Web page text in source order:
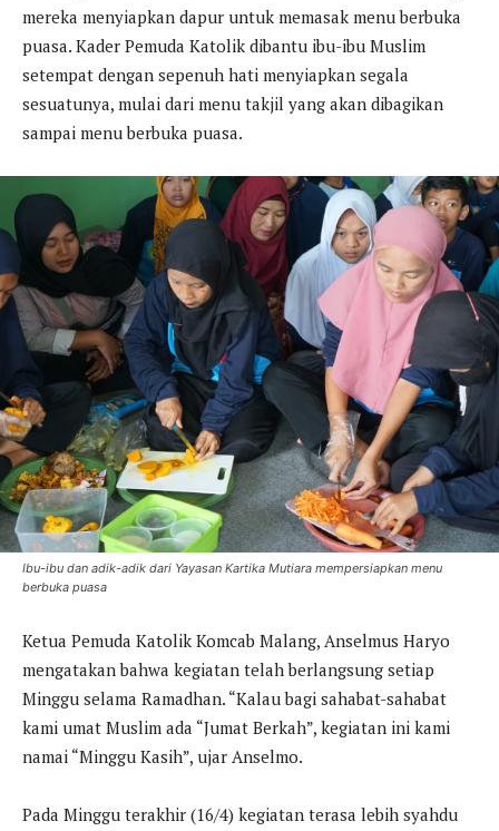
mereka menyiapkan dapur untuk memasak menu berbuka
puasa. Kader Pemuda Katolik dibantu ibu-ibu Muslim
setempat dengan sepenuh hati menyiapkan segala
sesuatunya, mulai dari menu takjil yang akan dibagikan
sampai menu berbuka puasa.
Ibu-ibu dan adik-adik dari Yayasan Kartika Mutiara mempersiapkan menu
berbuka puasa
Ketua Pemuda Katolik Komcab Malang, Anselmus Haryo
mengatakan bahwa kegiatan telah berlangsung setiap
Minggu selama Ramadhan. “Kalau bagi sahabat-sahabat
kami umat Muslim ada “Jumat Berkah”, kegiatan ini kami
namai “Minggu Kasih”, ujar Anselmo.
Pada Minggu terakhir (16/4) kegiatan terasa lebih syahdu